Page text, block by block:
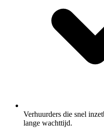
Verhuurders die snel
lange wachttijd.